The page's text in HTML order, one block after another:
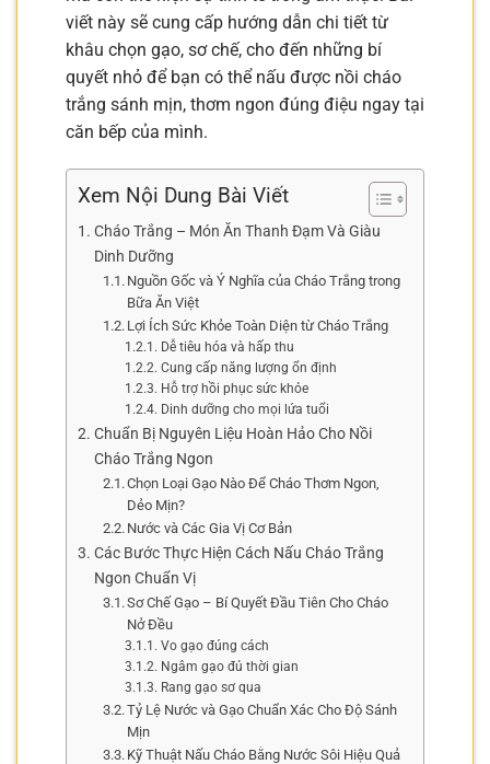
viết này sẽ cung cấp hướng dẫn chi tiết từ
khâu chọn gạo, sơ chế, cho đến những bí
quyết nhỏ để bạn có thể nấu được nồi cháo
trắng sánh mịn, thơm ngon đúng điệu ngay tại
căn bếp của mình.
Xem Nội Dung Bài Viết
Cháo Trắng – Món Ăn Thanh Đạm Và Giàu
Dinh Dưỡng
Nguồn Gốc và Ý Nghĩa của Cháo Trắng trong
Bữa Ăn Việt
Lợi Ích Sức Khỏe Toàn Diện từ Cháo Trắng
Dễ tiêu hóa và hấp thu
Cung cấp năng lượng ổn định
Hỗ trợ hồi phục sức khỏe
Dinh dưỡng cho mọi lứa tuổi
Chuẩn Bị Nguyên Liệu Hoàn Hảo Cho Nồi
Cháo Trắng Ngon
Chọn Loại Gạo Nào Để Cháo Thơm Ngon,
Dẻo Mịn?
Nước và Các Gia Vị Cơ Bản
Các Bước Thực Hiện Cách Nấu Cháo Trắng
Ngon Chuẩn Vị
Sơ Chế Gạo – Bí Quyết Đầu Tiên Cho Cháo
Nở Đều
Vo gạo đúng cách
Ngâm gạo đủ thời gian
Rang gạo sơ qua
Tỷ Lệ Nước và Gạo Chuẩn Xác Cho Độ Sánh
Mịn
Kỹ Thuật Nấu Cháo Bằng Nước Sôi Hiệu Quả